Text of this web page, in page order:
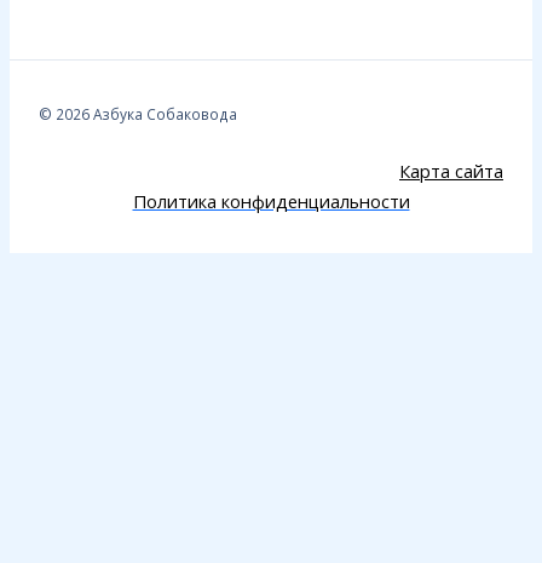
© 2026 Азбука Собаковода
Карта сайта
Политика конфиденциальности